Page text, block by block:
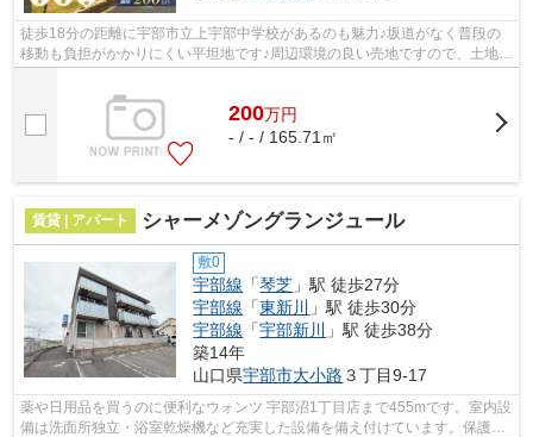
徒歩18分の距離に宇部市立上宇部中学校があるのも魅力♪坂道がなく普段の
移動も負担がかかりにくい平坦地です♪周辺環境の良い売地ですので、土地購
200万円
- / - / 165.71㎡
賃貸 | アパート シャーメゾングランジュール
敷0
宇部線 「琴芝 」駅 徒歩27分
宇部線 「東新川
」駅 徒歩30分
宇部線 「宇部新川
」駅 徒歩38分
築14年
山口県宇部市大小路 ３丁目9-17
薬や日用品を買うのに便利なウォンツ 宇部沼1丁目店まで455mです。室内設
備は洗面所独立・浴室乾燥機など充実した設備を備え付けています。保護者